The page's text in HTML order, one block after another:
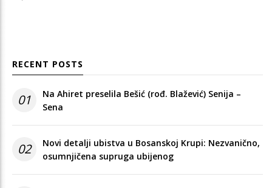
RECENT POSTS
01
Na Ahiret preselila Bešić (rođ. Blažević) Senija –
Sena
02
Novi detalji ubistva u Bosanskoj Krupi: Nezvanično,
osumnjičena supruga ubijenog